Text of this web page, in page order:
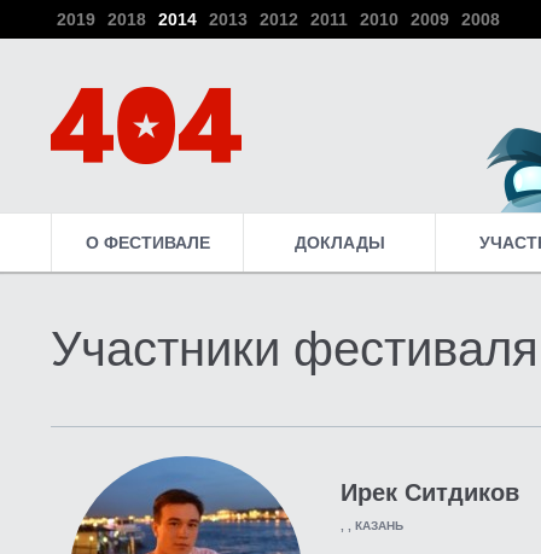
2019 2018 2014 2013 2012 2011 2010 2009 2008
О ФЕСТИВАЛЕ ДОКЛАДЫ
Участники фестиваля
Ирек Ситдиков
, , КАЗАНЬ